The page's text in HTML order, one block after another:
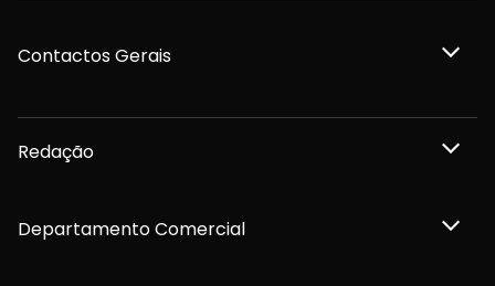
Contactos Gerais
Redação
Departamento Comercial